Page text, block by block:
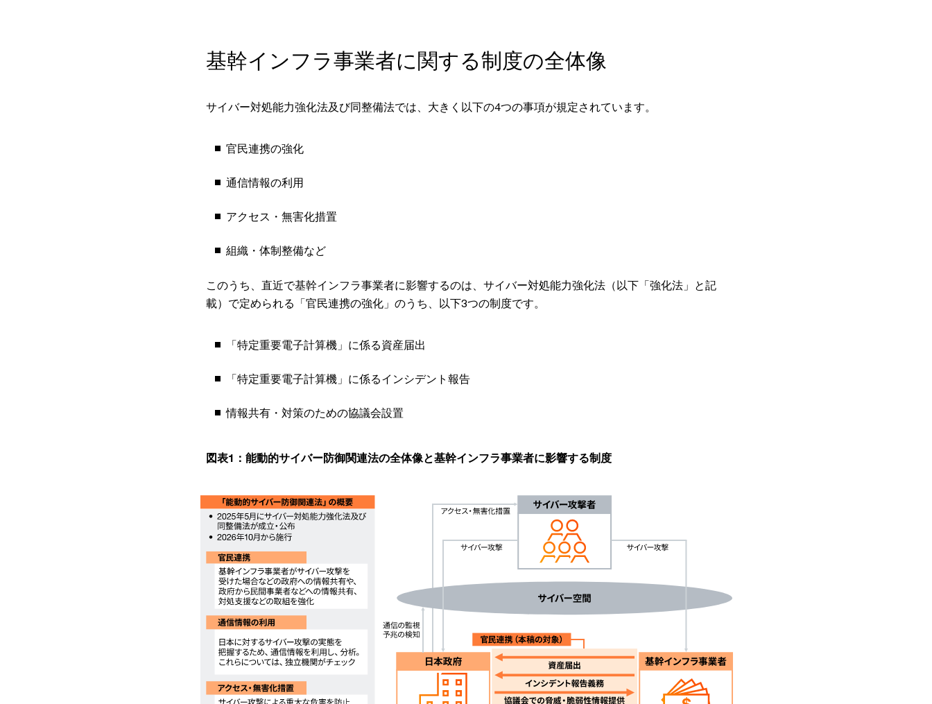
基幹インフラ事業者に関する制度の全体像
サイバー対処能力強化法及び同整備法では、大きく以下の4つの事項が規定されています。
官民連携の強化
通信情報の利用
アクセス・無害化措置
組織・体制整備など
このうち、直近で基幹インフラ事業者に影響するのは、サイバー対処能力強化法（以下「強化法」と記
載）で定められる「官民連携の強化」のうち、以下3つの制度です。
「特定重要電子計算機」に係る資産届出
「特定重要電子計算機」に係るインシデント報告
情報共有・対策のための協議会設置
図表1：能動的サイバー防御関連法の全体像と基幹インフラ事業者に影響する制度